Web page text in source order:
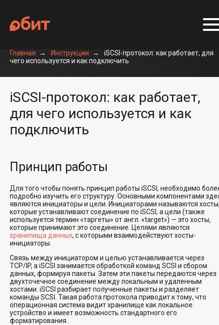
Главная Инструкции
iSCSI-протокол: как работает, для
чего используется и как подключить
iSCSI-протокол: как работает,
для чего используется и как
подключить
Принцип работы
Для того чтобы понять принцип работы iSCSI, необходимо
подробно изучить его структуру. Основными компонентами
являются инициаторы и цели. Инициаторами называются
которые устанавливают соединение по iSCSI, а цели (также
используется термин «таргеты» от англ. «target») — это хосты,
которые принимают это соединение. Целями являются
хранилища данных, с которыми взаимодействуют хосты-
инициаторы.
Связь между инициатором и целью устанавливается через
TCP/IP, а iSCSI занимается обработкой команд SCSI и сбором
данных, формируя пакеты. Затем эти пакеты передаются через
двухточечное соединение между локальным и удаленным
хостами. iSCSI разбирает полученные пакеты и разделяет
команды SCSI. Такая работа протокола приводит к тому, что
операционная система видит хранилище как локальное
устройство и имеет возможность стандартного его
форматирования.